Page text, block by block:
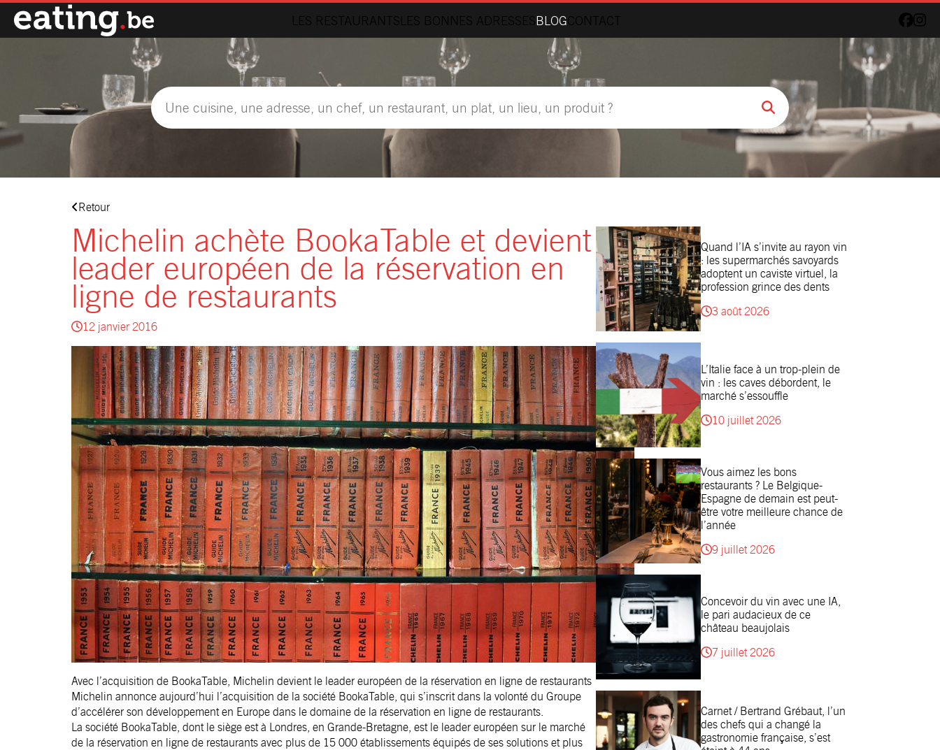
LES RESTAURANTSLES BONNES ADRESSESBLOGCONTACT
Retour
Michelin achète BookaTable et devient
leader européen de la réservation en
ligne de restaurants
12 janvier 2016
Avec l’acquisition de BookaTable, Michelin devient le leader européen de la réservation en ligne de restaurants
Michelin annonce aujourd’hui l’acquisition de la société BookaTable, qui s’inscrit dans la volonté du Groupe
d’accélérer son développement en Europe dans le domaine de la réservation en ligne de restaurants.
La société BookaTable, dont le siège est à Londres, en Grande-Bretagne, est le leader européen sur le marché
de la réservation en ligne de restaurants avec plus de 15 000 établissements équipés de ses solutions et plus
Quand l’IA s’invite au rayon vin
: les supermarchés savoyards
adoptent un caviste virtuel, la
profession grince des dents
3 août 2026
L’Italie face à un trop-plein de
vin : les caves débordent, le
marché s’essouffle
10 juillet 2026
Vous aimez les bons
restaurants ? Le Belgique-
Espagne de demain est peut-
être votre meilleure chance de
l’année
9 juillet 2026
Concevoir du vin avec une IA,
le pari audacieux de ce
château beaujolais
7 juillet 2026
Carnet / Bertrand Grébaut, l’un
des chefs qui a changé la
gastronomie française, s’est